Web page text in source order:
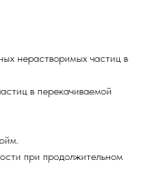
нерастворимых частиц в
в перекачиваемой
при продолжительном